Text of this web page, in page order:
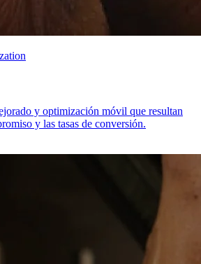
y optimización móvil que resultan
y las tasas de conversión.